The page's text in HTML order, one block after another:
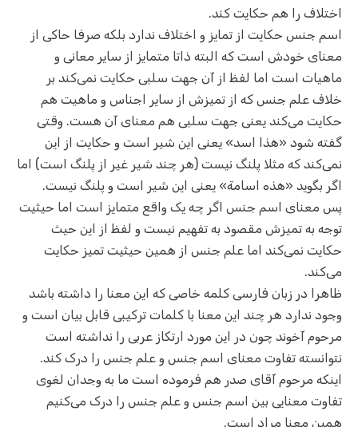
اختلاف را هم حکایت کند.
اسم جنس حکایت از تمایز و اختلاف ندارد بلکه صرفا حاکی از
معنای خودش است که البته ذاتا متمایز از سایر معانی و
ماهیات است اما لفظ از آن جهت سلبی حکایت نمی‌کند بر
خلاف علم جنس که از تمیزش از سایر اجناس و ماهیت هم
حکایت می‌کند یعنی جهت سلبی هم معنای آن هست. وقتی
گفته شود «هذا اسد» یعنی این شیر است و حکایت از این
نمی‌کند که مثلا پلنگ نیست (هر چند شیر غیر از پلنگ است) اما
اگر بگوید «هذه اسامة» یعنی این شیر است و پلنگ نیست.
پس معنای اسم جنس اگر چه یک واقع متمایز است اما حیثیت
توجه به تمیزش مقصود به تفهیم نیست و لفظ از این حیث
حکایت نمی‌کند اما علم جنس از همین حیثیت تمیز حکایت
می‌کند.
ظاهرا در زبان فارسی کلمه خاصی که این معنا را داشته باشد
وجود ندارد هر چند این معنا با کلمات ترکیبی قابل بیان است و
مرحوم آخوند چون در این مورد ارتکاز عربی را نداشته است
نتوانسته تفاوت معنای اسم جنس و علم جنس را درک کند.
اینکه مرحوم آقای صدر هم فرموده است ما به وجدان لغوی
تفاوت معنایی بین اسم جنس و علم جنس را درک می‌کنیم
همین معنا مراد است.